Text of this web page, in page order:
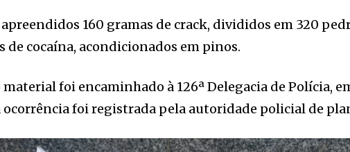
160 gramas de crack, divididos em 320
de cocaína, acondicionados em pinos.
material foi encaminhado à 126ª Delegacia de Polícia,
ocorrência foi registrada pela autoridade policial de